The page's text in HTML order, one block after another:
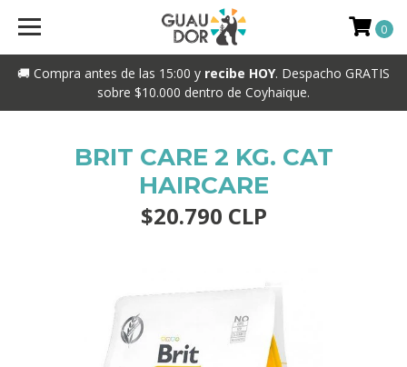
🚚 Compra antes de las 15:00 y recibe HOY. Despacho GRATIS
sobre $10.000 dentro de Coyhaique.
0
BRIT CARE 2 KG. CAT
HAIRCARE
$20.790 CLP